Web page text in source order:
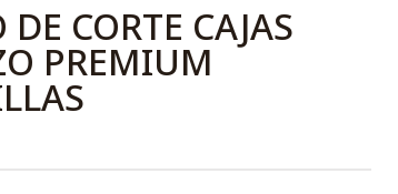
CORTE CAJAS
PREMIUM